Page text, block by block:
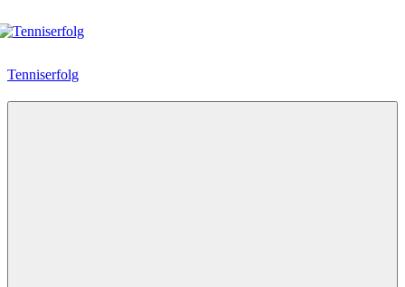
Inhalt
Tenniserfolg